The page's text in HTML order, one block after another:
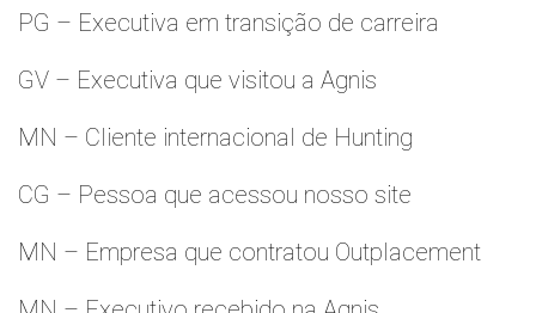
PG – Executiva em transição de carreira
GV – Executiva que visitou a Agnis
MN – Cliente internacional de Hunting
CG – Pessoa que acessou nosso site
MN – Empresa que contratou Outplacement